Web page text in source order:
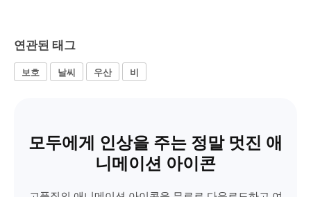
연관된 태그
보호 날씨 우산 비
모두에게 인상을 주는 정말 멋진 애
니메이션 아이콘